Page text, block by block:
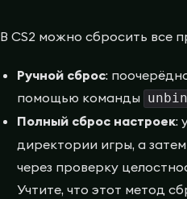
В CS2 можно сбросить все
Ручной сброс:
помощью команды
Полный сброс настроек:
директории игры, а
через проверку
Учтите, что этот метод